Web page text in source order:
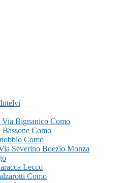
Via Bignanico Como
Bassone Como
Como
Severino Boezio Monza
Lecco
Como